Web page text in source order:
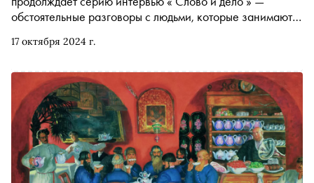
17 октября 2024 г.
обстоятельные разговоры с людьми, которые занимаются
бизнесмен из Тулы, владелец чайной «Нитка» Андрей
цари, как выбирать чай сегодня и при чем тут варенье и
пряники